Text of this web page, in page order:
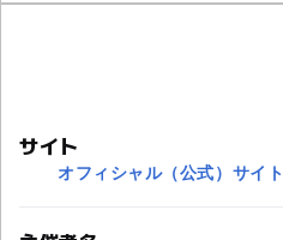
サイト
オフィシャル（公式）サイト